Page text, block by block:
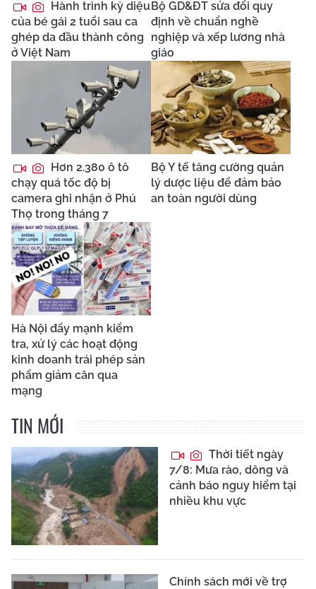
Hành trình kỳ diệu
của bé gái 2 tuổi sau ca
ghép da đầu thành công
ở Việt Nam
Bộ GD&ĐT sửa đổi quy
định về chuẩn nghề
nghiệp và xếp lương nhà
giáo
Hơn 2.380 ô tô
chạy quá tốc độ bị
camera ghi nhận ở Phú
Thọ trong tháng 7
Bộ Y tế tăng cường quản
lý dược liệu để đảm bảo
an toàn người dùng
Hà Nội đẩy mạnh kiểm
tra, xử lý các hoạt động
kinh doanh trái phép sản
phẩm giảm cân qua
mạng
TIN MỚI
Thời tiết ngày
7/8: Mưa rào, dông và
cảnh báo nguy hiểm tại
nhiều khu vực
Chính sách mới về trợ